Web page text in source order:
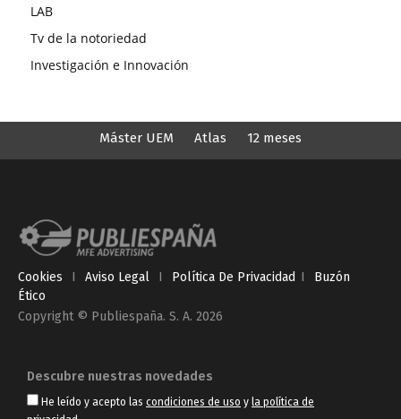
LAB
Tv de la notoriedad
Investigación e Innovación
Máster UEM Atlas 12 meses
Cookies I Aviso Legal I Política De Privacidad I
Buzón
Ético
Copyright © Publiespaña. S. A. 2026
Descubre nuestras novedades
He leído y acepto las condiciones de uso y la política de